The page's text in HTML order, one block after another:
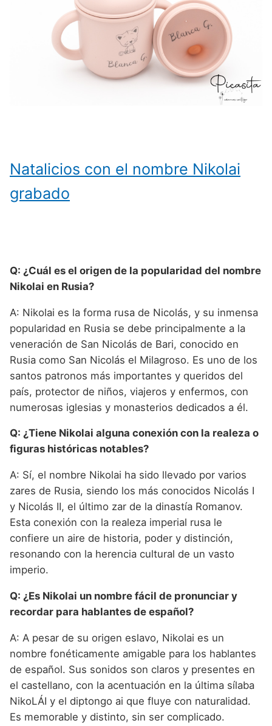
Natalicios con el nombre Nikolai
grabado
Q: ¿Cuál es el origen de la popularidad del nombre
Nikolai en Rusia?
A: Nikolai es la forma rusa de Nicolás, y su inmensa
popularidad en Rusia se debe principalmente a la
veneración de San Nicolás de Bari, conocido en
Rusia como San Nicolás el Milagroso. Es uno de los
santos patronos más importantes y queridos del
país, protector de niños, viajeros y enfermos, con
numerosas iglesias y monasterios dedicados a él.
Q: ¿Tiene Nikolai alguna conexión con la realeza o
figuras históricas notables?
A: Sí, el nombre Nikolai ha sido llevado por varios
zares de Rusia, siendo los más conocidos Nicolás I
y Nicolás II, el último zar de la dinastía Romanov.
Esta conexión con la realeza imperial rusa le
confiere un aire de historia, poder y distinción,
resonando con la herencia cultural de un vasto
imperio.
Q: ¿Es Nikolai un nombre fácil de pronunciar y
recordar para hablantes de español?
A: A pesar de su origen eslavo, Nikolai es un
nombre fonéticamente amigable para los hablantes
de español. Sus sonidos son claros y presentes en
el castellano, con la acentuación en la última sílaba
NikoLÁI y el diptongo ai que fluye con naturalidad.
Es memorable y distinto, sin ser complicado.